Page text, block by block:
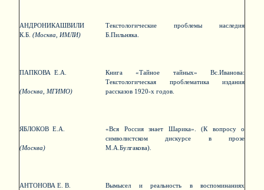
АНДРОНИКАШВИЛИ
К.Б. (Москва, ИМЛИ)
Текстологические проблемы наследия
Б.Пильняка.
ПАПКОВА Е.А.
(Москва, МГИМО)
Книга «Тайное тайных» Вс.Иванова:
Текстологическая проблематика издания
рассказов 1920-х годов.
ЯБЛОКОВ Е.А.
(Москва)
«Вся Россия знает Шарика». (К вопросу о
символистском дискурсе в прозе
М.А.Булгакова).
АНТОНОВА Е. В.
Вымысел и реальность в воспоминаниях